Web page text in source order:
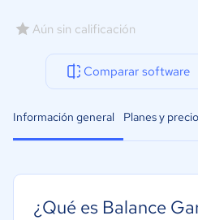
Aún sin calificación
Comparar software
Información general Planes y
¿Qué es Balance